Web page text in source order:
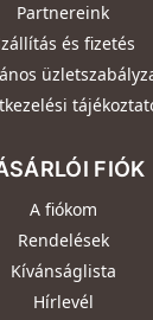
Partnereink
és fizetés
FIÓK
A fiókom
Rendelések
Kívánságlista
Hírlevél